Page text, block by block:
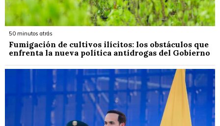
50 minutos atrás
Fumigación de cultivos ilícitos: los obstáculos que
enfrenta la nueva política antidrogas del Gobierno